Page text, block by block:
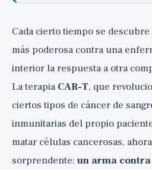
La conexión con las
qué precisamente ellas?
metabolismo, Nature Aging
Estudio 2:
capacidad física, Nature
Estudio 3: La prueba
Cada cierto tiempo se
más poderosa contra una
interior la respuesta a otra
La terapia CAR-T, que
ciertos tipos de cáncer de
inmunitarias del propio
matar células cancerosas,
sorprendente: un arma